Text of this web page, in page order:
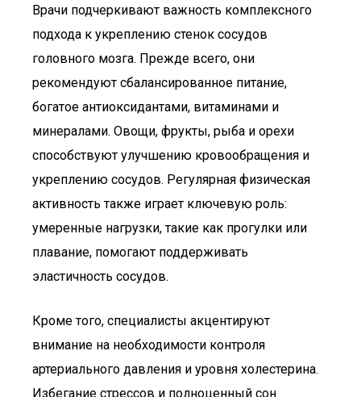
Врачи подчеркивают важность комплексного
подхода к укреплению стенок сосудов
головного мозга. Прежде всего, они
рекомендуют сбалансированное питание,
богатое антиоксидантами, витаминами и
минералами. Овощи, фрукты, рыба и орехи
способствуют улучшению кровообращения и
укреплению сосудов. Регулярная физическая
активность также играет ключевую роль:
умеренные нагрузки, такие как прогулки или
плавание, помогают поддерживать
эластичность сосудов.
Кроме того, специалисты акцентируют
внимание на необходимости контроля
артериального давления и уровня холестерина.
Избегание стрессов и полноценный сон